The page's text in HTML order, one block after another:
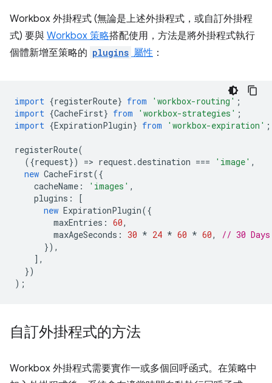
Workbox 外掛程式 (無論是上述外掛程式，或自訂外掛程
式) 要與 Workbox 策略搭配使用，方法是將外掛程式執行
個體新增至策略的 plugins 屬性 ：
import {registerRoute} from 'workbox-routing' ;
import {CacheFirst} from 'workbox-strategies' ;
import {ExpirationPlugin} from 'workbox-expiration' ;
registerRoute(
({request}) => request.destination === 'image' ,
new CacheFirst({
cacheName : 'images' ,
plugins :
[
new ExpirationPlugin({
maxEntries : 60,
maxAgeSeconds : 30 * 24 * 60 * 60,
// 30 Days
}),
],
})
);
自訂外掛程式的方法
Workbox 外掛程式需要實作一或多個回呼函式。在策略中